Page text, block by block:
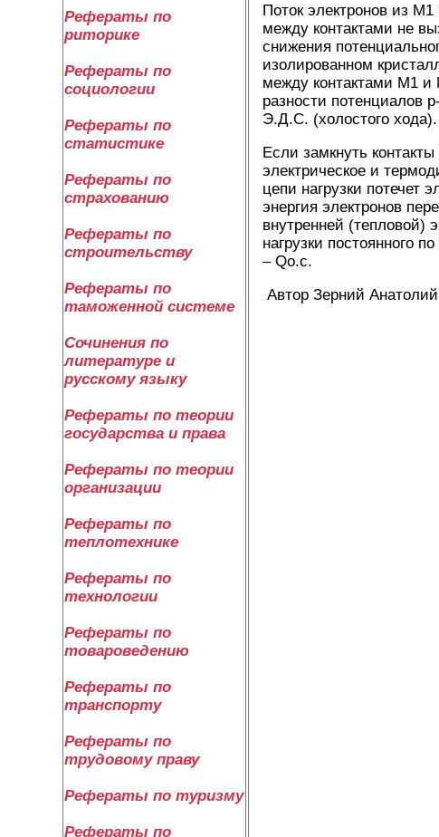
Рефераты по
риторике
Рефераты по
социологии
Рефераты по
статистике
Рефераты по
страхованию
Рефераты по
строительству
Рефераты по
таможенной системе
Сочинения по
литературе и
русскому языку
Рефераты по теории
государства и права
Рефераты по теории
организации
Рефераты по
теплотехнике
Рефераты по
технологии
Рефераты по
товароведению
Рефераты по
транспорту
Рефераты по
трудовому праву
Рефераты по туризму
Рефераты по
Поток электронов из
между контактами не
снижения
изолированном
между контактами М1 и
разности потенциалов
Э.Д.С. (холостого хода).
Если замкнуть
электрическое и
цепи нагрузки потечет
энергия электронов
внутренней (тепловой)
нагрузки постоянного
– Qo.c.
Автор Зерний